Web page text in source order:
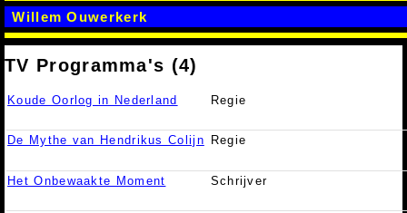
Willem Ouwerkerk
TV Programma's (4)
Koude Oorlog in Nederland Regie
De Mythe van Hendrikus Colijn Regie
Het Onbewaakte Moment Schrijver